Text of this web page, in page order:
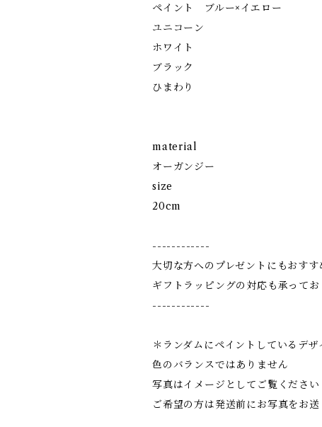
ペイント ブルー×イエロー
ユニコーン
ホワイト
ブラック
ひまわり
material
オーガンジー
size
20cm
------------
大切な方へのプレゼントにもおすす
ギフトラッピングの対応も承ってお
------------
＊ランダムにペイントしているデ
色のバランスではありません
写真はイメージとしてご覧ください
ご希望の方は発送前にお写真をお